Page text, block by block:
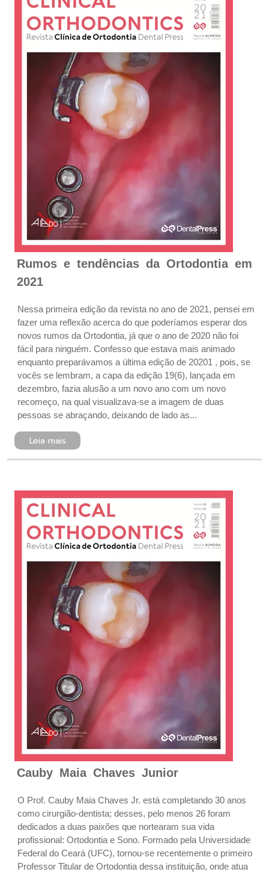
Rumos e tendências da Ortodontia em
2021
Nessa primeira edição da revista no ano de 2021, pensei em
fazer uma reflexão acerca do que poderíamos esperar dos
novos rumos da Ortodontia, já que o ano de 2020 não foi
fácil para ninguém. Confesso que estava mais animado
enquanto preparávamos a última edição de 20201 , pois, se
vocês se lembram, a capa da edição 19(6), lançada em
dezembro, fazia alusão a um novo ano com um novo
recomeço, na qual visualizava-se a imagem de duas
pessoas se abraçando, deixando de lado as...
Leia mais
Cauby Maia Chaves Junior
O Prof. Cauby Maia Chaves Jr. está completando 30 anos
como cirurgião-dentista; desses, pelo menos 26 foram
dedicados a duas paixões que nortearam sua vida
profissional: Ortodontia e Sono. Formado pela Universidade
Federal do Ceará (UFC), tornou-se recentemente o primeiro
Professor Titular de Ortodontia dessa instituição, onde atua